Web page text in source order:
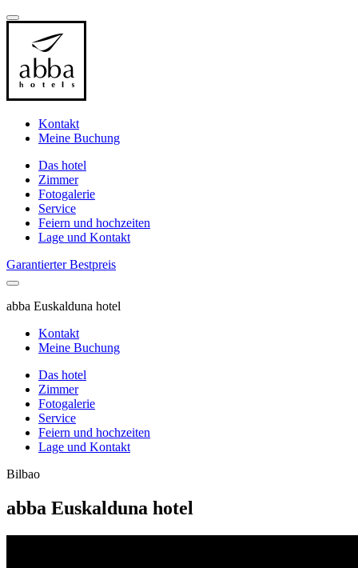
Kontakt
Meine Buchung
Das hotel
Zimmer
Fotogalerie
Service
Feiern und hochzeiten
Lage und Kontakt
Garantierter Bestpreis
abba Euskalduna hotel
Kontakt
Meine Buchung
Das hotel
Zimmer
Fotogalerie
Service
Feiern und hochzeiten
Lage und Kontakt
Bilbao
abba Euskalduna hotel